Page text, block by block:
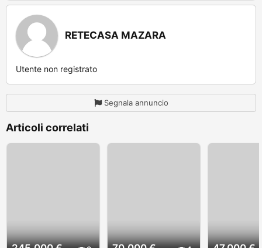
RETECASA MAZARA
Utente non registrato
Segnala annuncio
Articoli correlati